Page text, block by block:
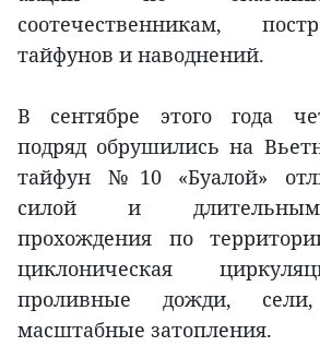
соотечественникам,
тайфунов и наводнений.
В сентябре этого года
подряд обрушились на
тайфун №10 «Буалой»
силой и
прохождения по
циклоническая
проливные дожди,
масштабные затопления.